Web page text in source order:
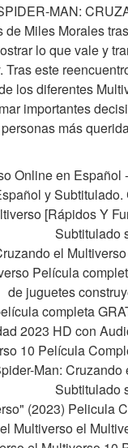
MAN:
Miles Morales
lo que vale y
este
los diferentes
importantes
más
Online en
y
[Rápidos Y
Subtitulado
el
Película
de juguetes
completa
2023 HD con
10 Película
Man:
Subtitulado
(2023)
Multiverso el